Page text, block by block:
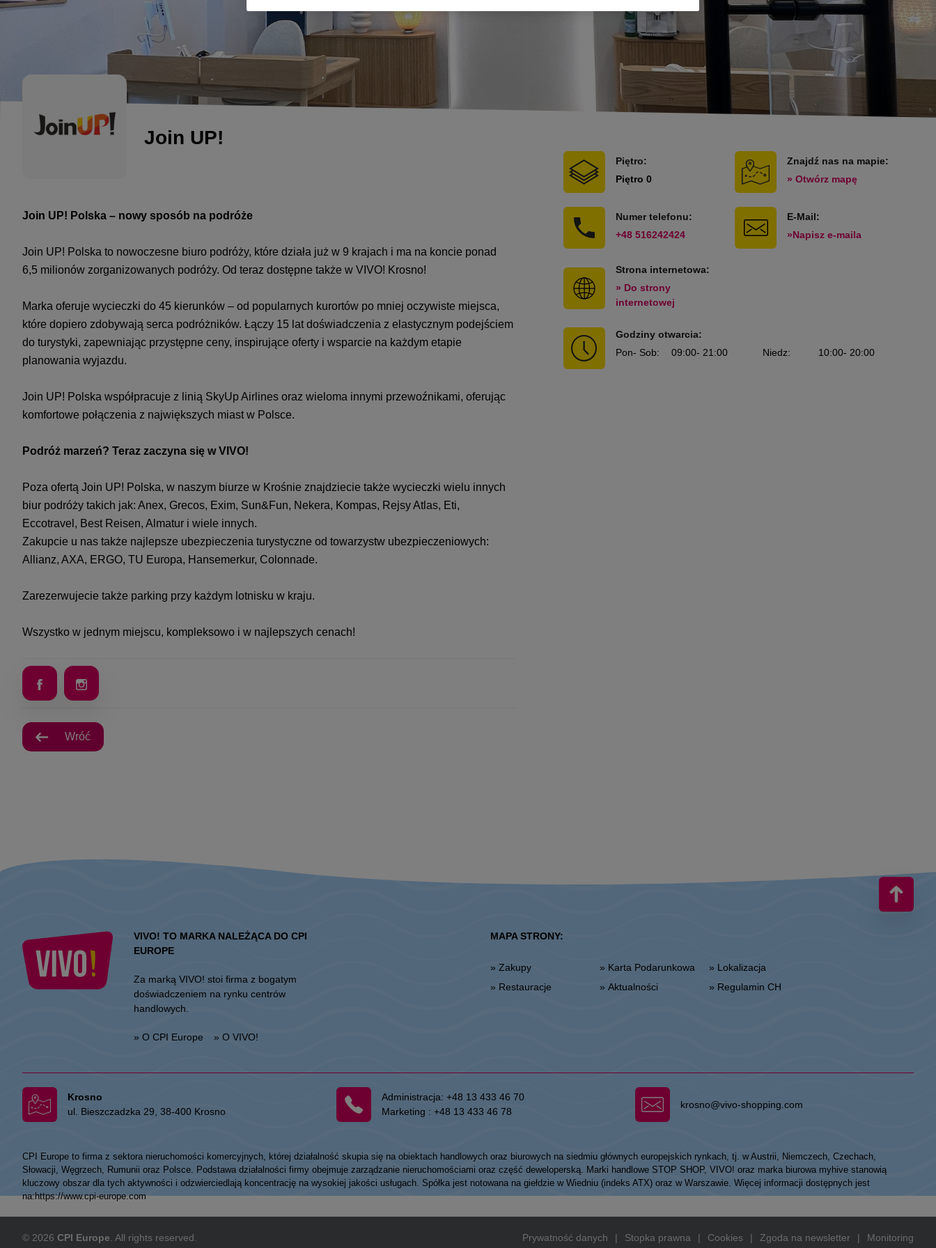
Join UP!
Join UP! Polska – nowy sposób na podróże
Join UP! Polska to nowoczesne biuro podróży, które działa już w 9 krajach i ma na koncie ponad
6,5 milionów zorganizowanych podróży. Od teraz dostępne także w VIVO! Krosno!
Marka oferuje wycieczki do 45 kierunków – od popularnych kurortów po mniej oczywiste miejsca,
które dopiero zdobywają serca podróżników. Łączy 15 lat doświadczenia z elastycznym podejściem
do turystyki, zapewniając przystępne ceny, inspirujące oferty i wsparcie na każdym etapie
planowania wyjazdu.
Join UP! Polska współpracuje z linią SkyUp Airlines oraz wieloma innymi przewoźnikami, oferując
komfortowe połączenia z największych miast w Polsce.
Podróż marzeń? Teraz zaczyna się w VIVO!
Poza ofertą Join UP! Polska, w naszym biurze w Krośnie znajdziecie także wycieczki wielu innych
biur podróży takich jak: Anex, Grecos, Exim, Sun&Fun, Nekera, Kompas, Rejsy Atlas, Eti,
Eccotravel, Best Reisen, Almatur i wiele innych.
Zakupcie u nas także najlepsze ubezpieczenia turystyczne od towarzystw ubezpieczeniowych:
Allianz, AXA, ERGO, TU Europa, Hansemerkur, Colonnade.
Zarezerwujecie także parking przy każdym lotnisku w kraju.
Wszystko w jednym miejscu, kompleksowo i w najlepszych cenach!
Wróć
Piętro:
Piętro 0
Znajdź nas na mapie:
» Otwórz mapę
Numer telefonu:
+48 516242424
E-Mail:
»Napisz e-maila
Strona internetowa:
» Do strony
internetowej
Godziny otwarcia:
Pon- Sob: 09:00- 21:00 Niedz: 10:00- 20:00
VIVO! TO MARKA NALEŻĄCA DO CPI
EUROPE
Za marką VIVO! stoi firma z bogatym
doświadczeniem na rynku centrów
handlowych.
» O CPI Europe » O VIVO!
MAPA STRONY:
» Zakupy
» Restauracje
» Karta Podarunkowa
» Aktualności
» Lokalizacja
» Regulamin CH
Krosno
ul. Bieszczadzka 29, 38-400 Krosno
Administracja: +48 13 433 46 70
Marketing : +48 13 433 46 78
krosno@vivo-shopping.com
CPI Europe to firma z sektora nieruchomości komercyjnych, której działalność skupia się na obiektach handlowych oraz biurowych na siedmiu głównych europejskich rynkach, tj. w Austrii, Niemczech, Czechach,
Słowacji, Węgrzech, Rumunii oraz Polsce. Podstawa działalności firmy obejmuje zarządzanie nieruchomościami oraz część deweloperską. Marki handlowe STOP SHOP, VIVO! oraz marka biurowa myhive stanowią
kluczowy obszar dla tych aktywności i odzwierciedlają koncentrację na wysokiej jakości usługach. Spółka jest notowana na giełdzie w Wiedniu (indeks ATX) oraz w Warszawie. Więcej informacji dostępnych jest
na:https://www.cpi-europe.com
© 2026 CPI Europe . All rights reserved. Prywatność danych | Stopka prawna | Cookies | Zgoda na newsletter | Monitoring